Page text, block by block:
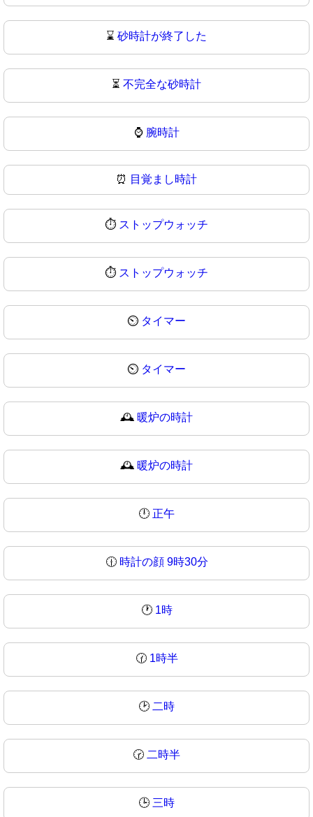
⌛ 砂時計が終了した
⏳ 不完全な砂時計
⌚ 腕時計
⏰ 目覚まし時計
⏱️ ストップウォッチ
⏱ ストップウォッチ
⏲️ タイマー
⏲ タイマー
🕰️ 暖炉の時計
🕰 暖炉の時計
🕛 正午
🕧 時計の顔 9時30分
🕐 1時
🕜 1時半
🕑 二時
🕝 二時半
🕒 三時